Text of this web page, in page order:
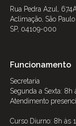
Rua Pedra Azul,
Aclimação, São Paulo
SP, 04109-000
Funcionamento
Secretaria
Segunda a Sexta: 8h
Atendimento
Curso Diurno: 8h às